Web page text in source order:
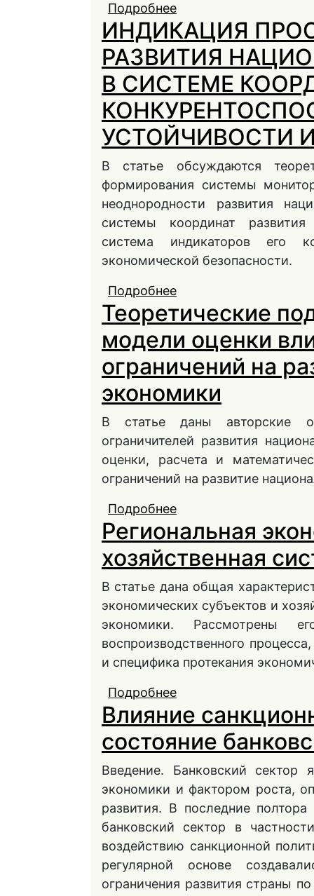
Подробнее
НАЦИОНАЛЬНОГО
ИНДИКАЦИЯ
РАЗВИТИЯ
В СИСТЕМЕ
УСТОЙЧИВОСТИ
В статье обсуждаются
формирования системы
неоднородности развития
системы координат развития
система индикаторов его
экономической безопасности.
Подробнее
НАЦИОНАЛЬНОГО
БЕЗОПАСНОСТИ
Теоретические
модели оценки
ограничений на
экономики
В статье даны авторские
ограничителей развития
оценки, расчета и
ограничений на развитие
Подробнее
ресурсных
Региональная
хозяйственная
В статье дана общая
экономических субъектов и
экономики. Рассмотрены
воспроизводственного
и специфика протекания
Подробнее
Влияние
состояние
Введение. Банковский сектор
экономики и фактором роста,
развития. В последние
банковский сектор в
воздействию санкционной
регулярной основе
ограничения развития страны